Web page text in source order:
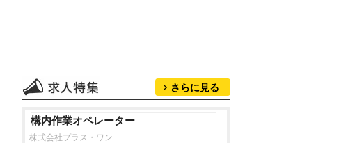
さらに見る
構内作業オペレーター
株式会社プラス・ワン